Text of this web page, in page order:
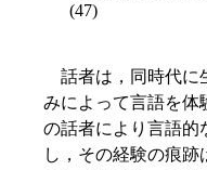
(47)
話者は，同時代に
みによって言語を体
の話者により言語的
し，その経験の痕